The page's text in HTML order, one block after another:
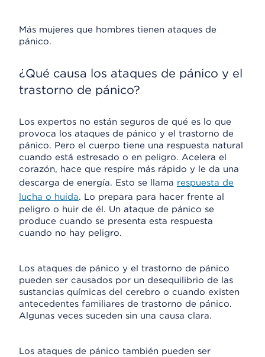
Más mujeres que hombres tienen ataques de
pánico.
¿Qué causa los ataques de pánico y el
trastorno de pánico?
Los expertos no están seguros de qué es lo que
provoca los ataques de pánico y el trastorno de
pánico. Pero el cuerpo tiene una respuesta natural
cuando está estresado o en peligro. Acelera el
corazón, hace que respire más rápido y le da una
descarga de energía. Esto se llama respuesta de
lucha o huida. Lo prepara para hacer frente al
peligro o huir de él. Un ataque de pánico se
produce cuando se presenta esta respuesta
cuando no hay peligro.
Los ataques de pánico y el trastorno de pánico
pueden ser causados por un desequilibrio de las
sustancias químicas del cerebro o cuando existen
antecedentes familiares de trastorno de pánico.
Algunas veces suceden sin una causa clara.
Los ataques de pánico también pueden ser